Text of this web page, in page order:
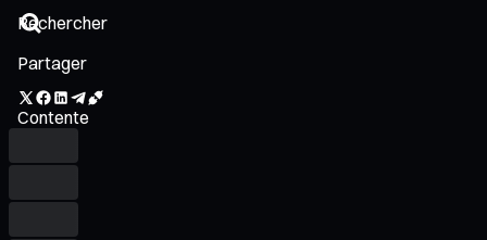
Partager
Contente